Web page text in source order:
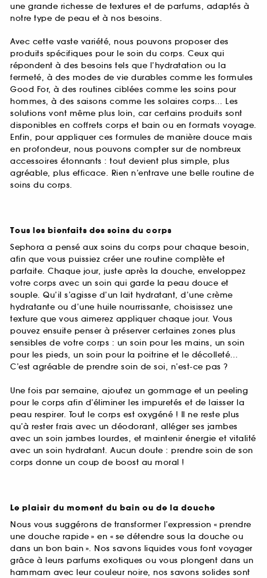
une grande richesse de textures et de parfums, adaptés à
notre type de peau et à nos besoins.
Avec cette vaste variété, nous pouvons proposer des
produits spécifiques pour le soin du corps. Ceux qui
répondent à des besoins tels que l’hydratation ou la
fermeté, à des modes de vie durables comme les formules
Good For, à des routines ciblées comme les soins pour
hommes, à des saisons comme les solaires corps… Les
solutions vont même plus loin, car certains produits sont
disponibles en coffrets corps et bain ou en formats voyage.
Enfin, pour appliquer ces formules de manière douce mais
en profondeur, nous pouvons compter sur de nombreux
accessoires étonnants : tout devient plus simple, plus
agréable, plus efficace. Rien n’entrave une belle routine de
soins du corps.
Tous les bienfaits des soins du corps
Sephora a pensé aux soins du corps pour chaque besoin,
afin que vous puissiez créer une routine complète et
parfaite. Chaque jour, juste après la douche, enveloppez
votre corps avec un soin qui garde la peau douce et
souple. Qu’il s’agisse d’un lait hydratant, d’une crème
hydratante ou d’une huile nourrissante, choisissez une
texture que vous aimerez appliquer chaque jour. Vous
pouvez ensuite penser à préserver certaines zones plus
sensibles de votre corps : un soin pour les mains, un soin
pour les pieds, un soin pour la poitrine et le décolleté…
C’est agréable de prendre soin de soi, n’est-ce pas ?
Une fois par semaine, ajoutez un gommage et un peeling
pour le corps afin d’éliminer les impuretés et de laisser la
peau respirer. Tout le corps est oxygéné ! Il ne reste plus
qu’à rester frais avec un déodorant, alléger ses jambes
avec un soin jambes lourdes, et maintenir énergie et vitalité
avec un soin hydratant. Aucun doute : prendre soin de son
corps donne un coup de boost au moral !
Le plaisir du moment du bain ou de la douche
Nous vous suggérons de transformer l’expression « prendre
une douche rapide » en « se détendre sous la douche ou
dans un bon bain ». Nos savons liquides vous font voyager
grâce à leurs parfums exotiques ou vous plongent dans un
hammam avec leur couleur noire, nos savons solides sont